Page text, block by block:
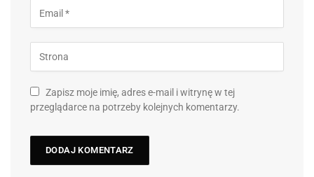
Zapisz moje imię, adres e-mail i witrynę w tej
przeglądarce na potrzeby kolejnych komentarzy.